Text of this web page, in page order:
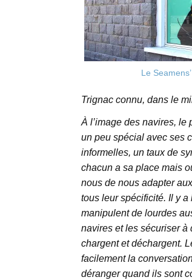
Le
Trignac connu, dans le
À l’image des navires, le
un peu spécial avec ses
informelles, un taux de
chacun a sa place mais
nous de nous adapter
tous leur spécificité. Il y
manipulent de lourdes
navires et les sécuriser à
chargent et déchargent.
facilement la
déranger quand ils sont